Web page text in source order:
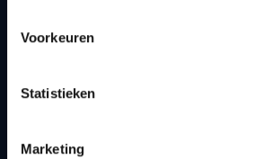
Voorkeuren
Statistieken
Marketing
How to get to the VUB campuses